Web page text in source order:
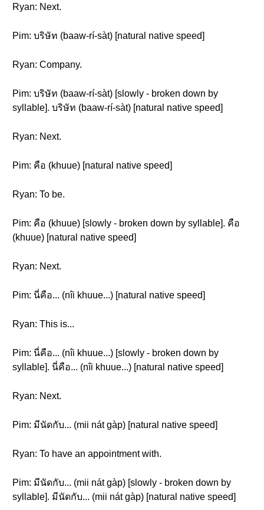
Ryan: Next.
Pim: บริษัท (baaw-rí-sàt) [natural native speed]
Ryan: Company.
Pim: บริษัท (baaw-rí-sàt) [slowly - broken down by
syllable]. บริษัท (baaw-rí-sàt) [natural native speed]
Ryan: Next.
Pim: คือ (khuue) [natural native speed]
Ryan: To be.
Pim: คือ (khuue) [slowly - broken down by syllable]. คือ
(khuue) [natural native speed]
Ryan: Next.
Pim: นี่คือ... (nîi khuue...) [natural native speed]
Ryan: This is...
Pim: นี่คือ... (nîi khuue...) [slowly - broken down by
syllable]. นี่คือ... (nîi khuue...) [natural native speed]
Ryan: Next.
Pim: มีนัดกับ... (mii nát gàp) [natural native speed]
Ryan: To have an appointment with.
Pim: มีนัดกับ... (mii nát gàp) [slowly - broken down by
syllable]. มีนัดกับ... (mii nát gàp) [natural native speed]